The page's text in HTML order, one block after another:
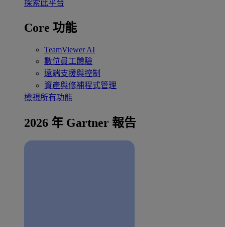
探索此平台
Core 功能
TeamViewer AI
數位員工體驗
遠端支援與控制
資產與修補程式管理
檢視所有功能
2026 年 Gartner 報告